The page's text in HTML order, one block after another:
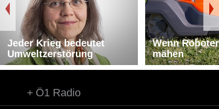
Jeder Krieg bedeutet
Umweltzerstörung
Wenn
mähen
Ö1 Radio